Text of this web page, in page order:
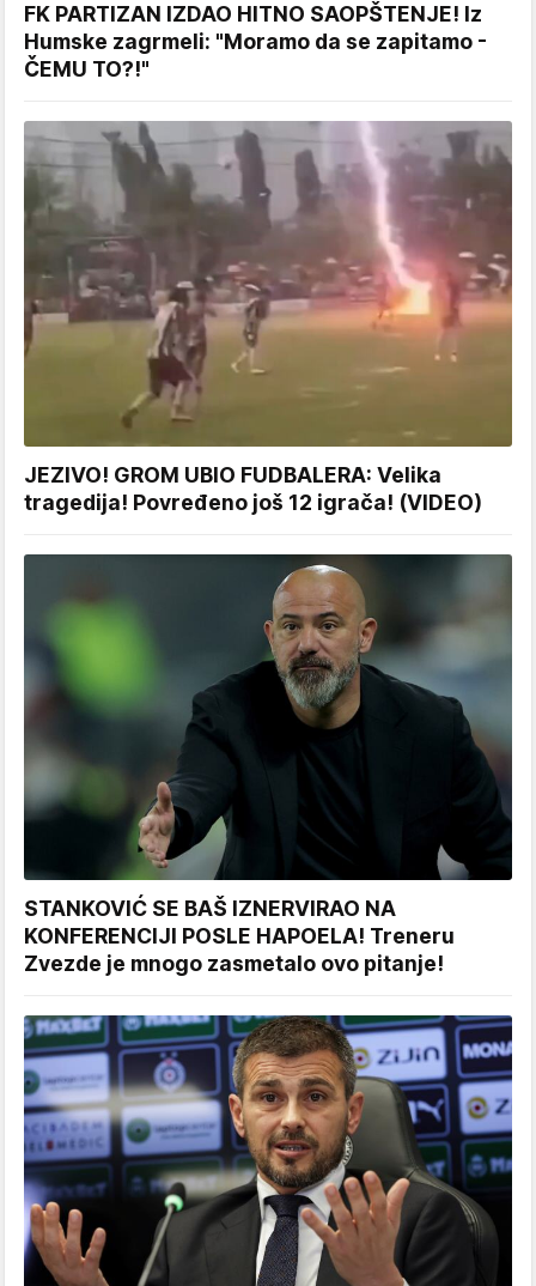
FK PARTIZAN IZDAO HITNO SAOPŠTENJE! Iz
Humske zagrmeli: "Moramo da se zapitamo -
ČEMU TO?!"
JEZIVO! GROM UBIO FUDBALERA: Velika
tragedija! Povređeno još 12 igrača! (VIDEO)
STANKOVIĆ SE BAŠ IZNERVIRAO NA
KONFERENCIJI POSLE HAPOELA! Treneru
Zvezde je mnogo zasmetalo ovo pitanje!